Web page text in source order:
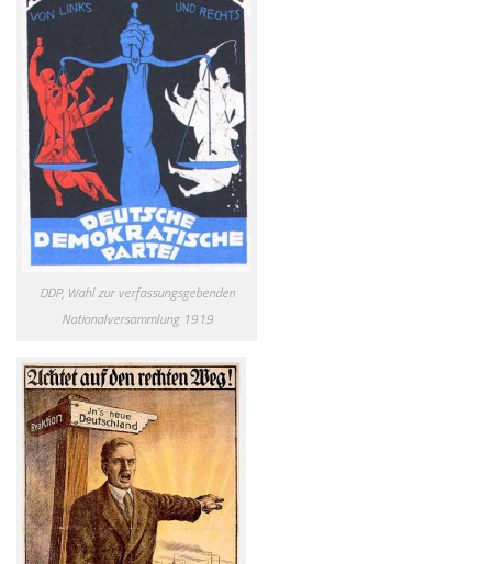
DDP, Wahl zur verfassungsgebenden
Nationalversammlung 1919